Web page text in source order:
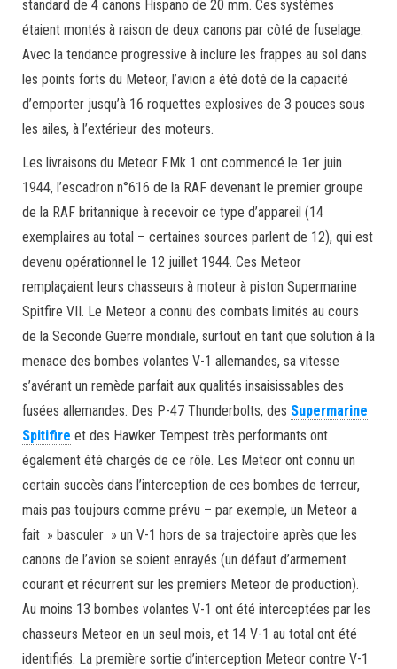
standard de 4 canons Hispano de 20 mm. Ces systèmes
étaient montés à raison de deux canons par côté de fuselage.
Avec la tendance progressive à inclure les frappes au sol dans
les points forts du Meteor, l’avion a été doté de la capacité
d’emporter jusqu’à 16 roquettes explosives de 3 pouces sous
les ailes, à l’extérieur des moteurs.
Les livraisons du Meteor F.Mk 1 ont commencé le 1er juin
1944, l’escadron n°616 de la RAF devenant le premier groupe
de la RAF britannique à recevoir ce type d’appareil (14
exemplaires au total – certaines sources parlent de 12), qui est
devenu opérationnel le 12 juillet 1944. Ces Meteor
remplaçaient leurs chasseurs à moteur à piston Supermarine
Spitfire VII. Le Meteor a connu des combats limités au cours
de la Seconde Guerre mondiale, surtout en tant que solution à la
menace des bombes volantes V-1 allemandes, sa vitesse
s’avérant un remède parfait aux qualités insaisissables des
fusées allemandes. Des P-47 Thunderbolts, des Supermarine
Spitifire et des Hawker Tempest très performants ont
également été chargés de ce rôle. Les Meteor ont connu un
certain succès dans l’interception de ces bombes de terreur,
mais pas toujours comme prévu – par exemple, un Meteor a
fait » basculer » un V-1 hors de sa trajectoire après que les
canons de l’avion se soient enrayés (un défaut d’armement
courant et récurrent sur les premiers Meteor de production).
Au moins 13 bombes volantes V-1 ont été interceptées par les
chasseurs Meteor en un seul mois, et 14 V-1 au total ont été
identifiés. La première sortie d’interception Meteor contre V-1